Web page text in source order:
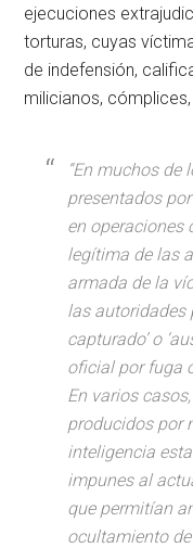
ejecuciones
torturas, cuyas
de indefensión,
milicianos,
“En muchos de
presentados
en operaciones
legítima de las
armada de la
las autoridades
capturado’ o
oficial por fuga
En varios
producidos por
inteligencia
impunes al
que permitían
ocultamiento